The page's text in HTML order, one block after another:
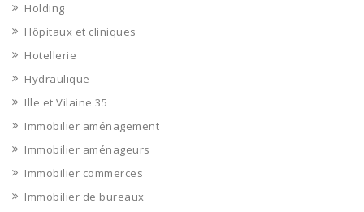
Holding
Hôpitaux et cliniques
Hotellerie
Hydraulique
Ille et Vilaine 35
Immobilier aménagement
Immobilier aménageurs
Immobilier commerces
Immobilier de bureaux